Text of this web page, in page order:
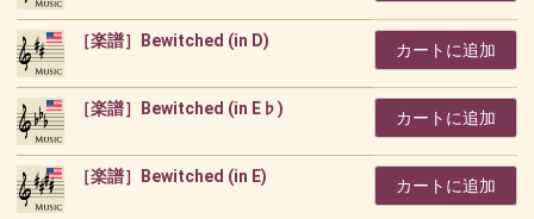
［楽譜］Bewitched (in D) カートに追加
［楽譜］Bewitched (in E♭) カートに追加
［楽譜］Bewitched (in E) カートに追加